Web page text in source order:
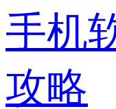
手机
攻略